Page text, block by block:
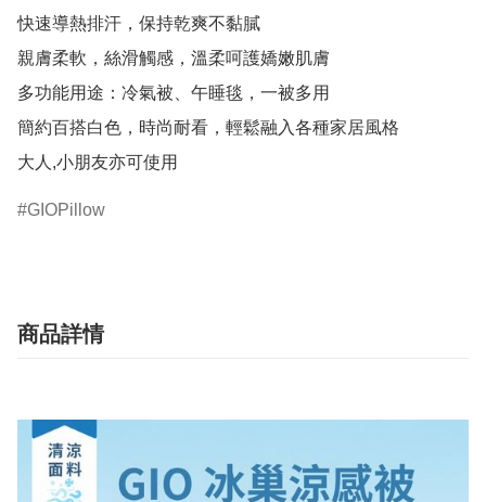
快速導熱排汗，保持乾爽不黏膩
親膚柔軟，絲滑觸感，溫柔呵護嬌嫩肌膚
多功能用途：冷氣被、午睡毯，一被多用
簡約百搭白色，時尚耐看，輕鬆融入各種家居風格
大人,小朋友亦可使用
GIOPillow
商品詳情